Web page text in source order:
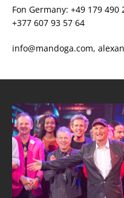
Fon Germany: +49
+377 607 93 57 64
info@mandoga.com,